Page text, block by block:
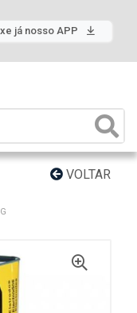
já nosso APP
VOLTAR